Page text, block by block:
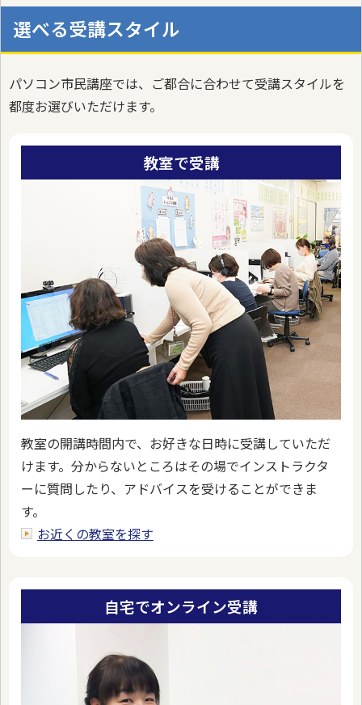
選べる受講スタイル
パソコン市民講座では、ご都合に合わせて受講スタイルを
都度お選びいただけます。
教室で受講
教室の開講時間内で、お好きな日時に受講していただ
けます。分からないところはその場でインストラクタ
ーに質問したり、アドバイスを受けることができま
す。
お近くの教室を探す
自宅でオンライン受講